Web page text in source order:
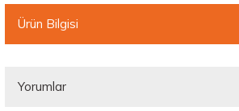
Ürün Bilgisi
Yorumlar